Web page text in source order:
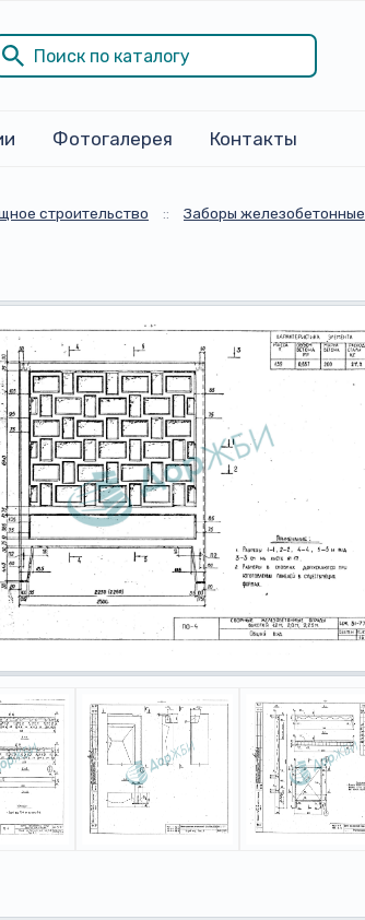
Фотогалерея Контакты
строительство :: Заборы железобетонные